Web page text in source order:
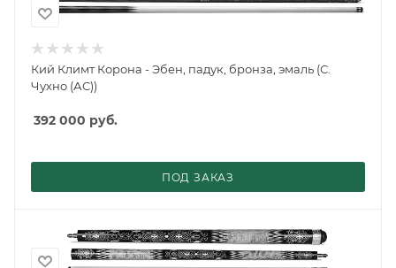
Кий Климт Корона - Эбен, падук, бронза, эмаль (С.
Чухно (АС))
392 000 руб.
ПОД ЗАКАЗ